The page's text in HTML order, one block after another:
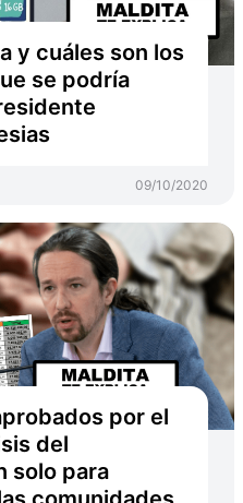
y cuáles son los
se podría
09/10/2020
por el
del
solo para